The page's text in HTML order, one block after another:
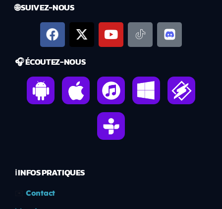
🌐 SUIVEZ-NOUS
🎧 ÉCOUTEZ-NOUS
ℹ️ INFOS PRATIQUES
Contact